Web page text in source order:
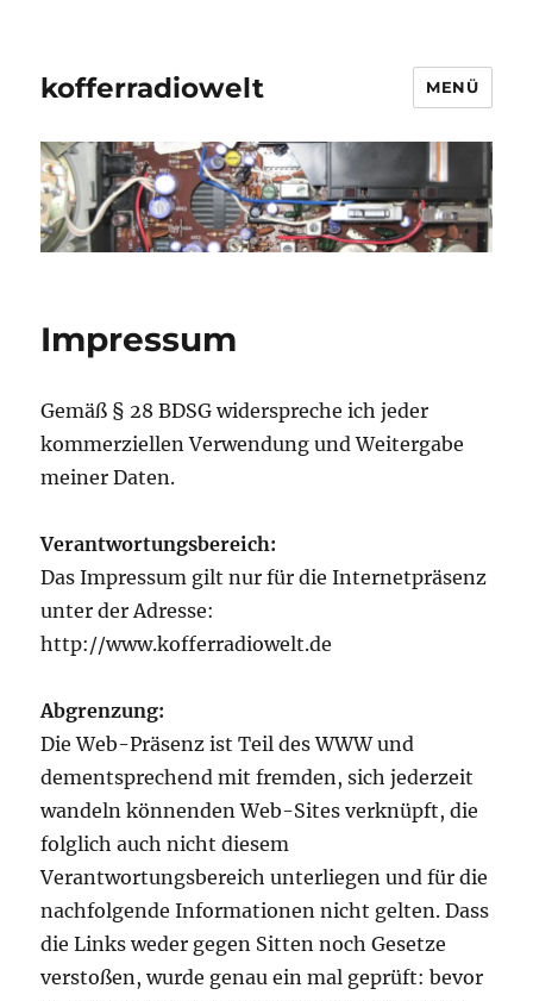
kofferradiowelt MENÜ
Impressum
Gemäß § 28 BDSG widerspreche ich jeder
kommerziellen Verwendung und Weitergabe
meiner Daten.
Verantwortungsbereich:
Das Impressum gilt nur für die Internetpräsenz
unter der Adresse:
http://www.kofferradiowelt.de
Abgrenzung:
Die Web-Präsenz ist Teil des WWW und
dementsprechend mit fremden, sich jederzeit
wandeln könnenden Web-Sites verknüpft, die
folglich auch nicht diesem
Verantwortungsbereich unterliegen und für die
nachfolgende Informationen nicht gelten. Dass
die Links weder gegen Sitten noch Gesetze
verstoßen, wurde genau ein mal geprüft: bevor